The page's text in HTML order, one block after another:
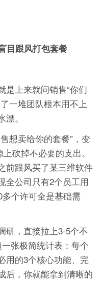
目跟风打包套餐
是上来就问销售“你们
一堆团队根本用不上
。
想卖给你的套餐”，变
砍掉不必要的支出。
前跟风买了某三维软件
全公司只有2个员工用
个许可全是基础需
研，直接拉上3-5个不
张极简统计表：每个
用的3个核心功能、完
后，你就能拿到清晰的